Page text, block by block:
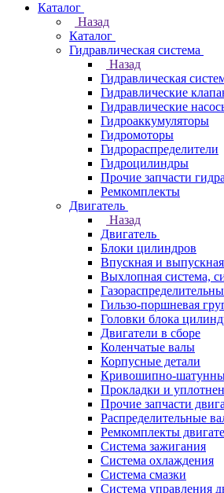
Каталог
Назад
Каталог
Гидравлическая система
Назад
Гидравлическая
Гидравлические
Гидравлические
Гидроаккумуляторы
Гидромоторы
Гидрораспределители
Гидроцилиндры
Прочие запчасти
Ремкомплекты
Двигатель
Назад
Двигатель
Блоки цилиндров
Впускная и
Выхлопная система,
Гильзо-поршневая
Головки блока
Двигатели в сборе
Коленчатые валы
Корпусные детали
Кривошипно-
Прокладки и
Прочие запчасти
Распределительные
Ремкомплекты
Система зажигания
Система охлаждения
Система смазки
Система управления